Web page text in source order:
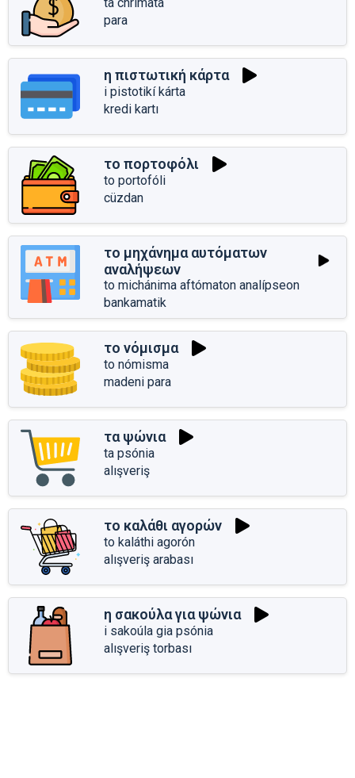
para
η πιστωτική κάρτα
i pistotikí kárta
kredi kartı
το πορτοφόλι
to portofóli
cüzdan
το μηχάνημα αυτόματων
αναλήψεων
to michánima aftómaton analípseon
bankamatik
το νόμισμα
to nómisma
madeni para
τα ψώνια
ta psónia
alışveriş
το καλάθι αγορών
to kaláthi agorón
alışveriş arabası
η σακούλα για ψώνια
i sakoúla gia psónia
alışveriş torbası